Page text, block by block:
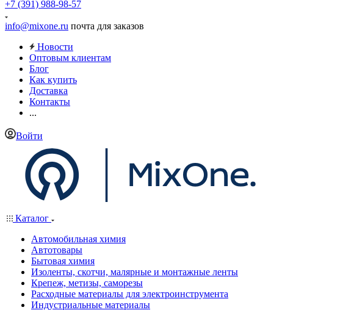
+7 (391) 988-98-57
info@mixone.ru почта для заказов
Новости
Оптовым клиентам
Блог
Как купить
Доставка
Контакты
...
Войти
Каталог
Автомобильная химия
Автотовары
Бытовая химия
Изоленты, скотчи, малярные и монтажные ленты
Крепеж, метизы, саморезы
Расходные материалы для электроинструмента
Индустриальные материалы